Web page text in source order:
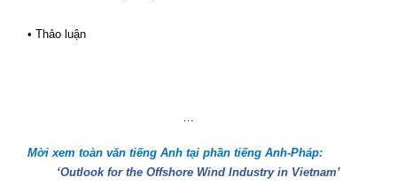
• Thảo luận
…
Mời xem toàn văn tiếng Anh tại phần tiếng Anh-Pháp:
‘Outlook for the Offshore Wind Industry in Vietnam’